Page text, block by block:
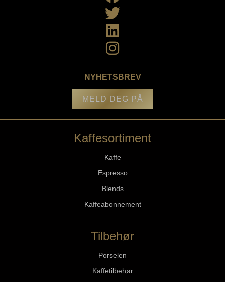
NYHETSBREV
MELD DEG PÅ
Kaffesortiment
Kaffe
Espresso
Blends
Kaffeabonnement
Tilbehør
Porselen
Kaffetilbehør